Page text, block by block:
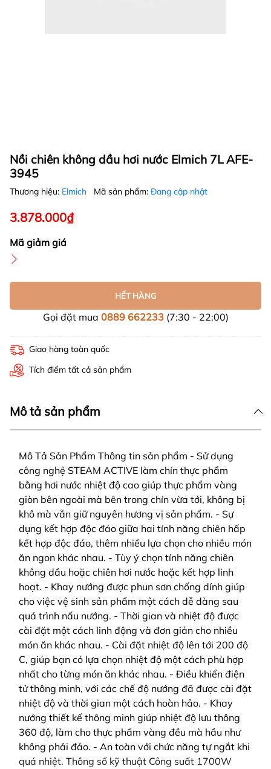
Nồi chiên không dầu hơi nước Elmich 7L AFE-
3945
Thương hiệu: Elmich Mã sản phẩm: Đang cập nhật
3.878.000₫
Mã giảm giá
HẾT HÀNG
Gọi đặt mua 0889 662233(7:30 - 22:00)
Giao hàng toàn quốc
Tích điểm tất cả sản phẩm
Mô tả sản phẩm
Mô Tả Sản Phẩm Thông tin sản phẩm - Sử dụng
công nghệ STEAM ACTIVE làm chín thực phẩm
bằng hơi nước nhiệt độ cao giúp thực phẩm vàng
giòn bên ngoài mà bên trong chín vừa tới, không bị
khô mà vẫn giữ nguyên hương vị sản phẩm. - Sự
dụng kết hợp độc đáo giữa hai tính năng chiên hấp
kết hợp độc đáo, thêm nhiều lựa chọn cho nhiều món
ăn ngon khác nhau. - Tùy ý chọn tính năng chiên
không dầu hoặc chiên hơi nước hoặc kết hợp linh
hoạt. - Khay nướng được phun sơn chống dính giúp
cho việc vệ sinh sản phẩm một cách dễ dàng sau
quá trình nấu nướng. - Thời gian và nhiệt độ được
cài đặt một cách linh động và đơn giản cho nhiều
món ăn khác nhau. - Cài đặt nhiệt độ lên tới 200 độ
C, giúp bạn có lựa chọn nhiệt độ một cách phù hợp
nhất cho từng món ăn khác nhau. - Điều khiển điện
tử thông minh, với các chế độ nướng đã được cài đặt
nhiệt độ và thời gian một cách hoàn hảo. - Khay
nướng thiết kế thông minh giúp nhiệt độ lưu thông
360 độ, làm cho thực phẩm vàng đều mà hầu như
không phải đảo. - An toàn với chức năng tự ngắt khi
quá nhiệt. Thông số kỹ thuật Công suất 1700W